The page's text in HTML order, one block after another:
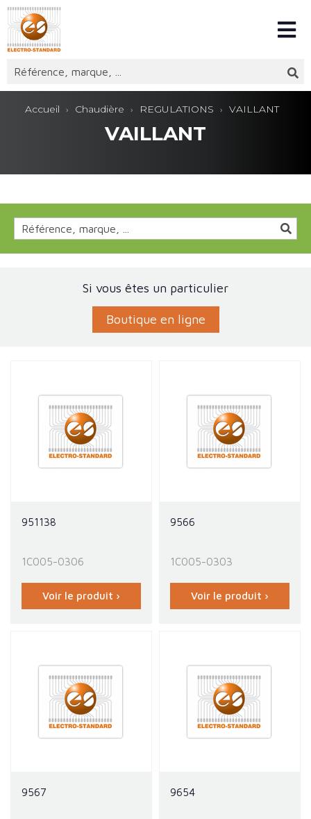
Accueil Chaudière REGULATIONS VAILLANT
VAILLANT
Si vous êtes un particulier
Boutique en ligne
951138
1C005-0306
Voir le produit ›
9566
1C005-0303
Voir le produit ›
9567 9654